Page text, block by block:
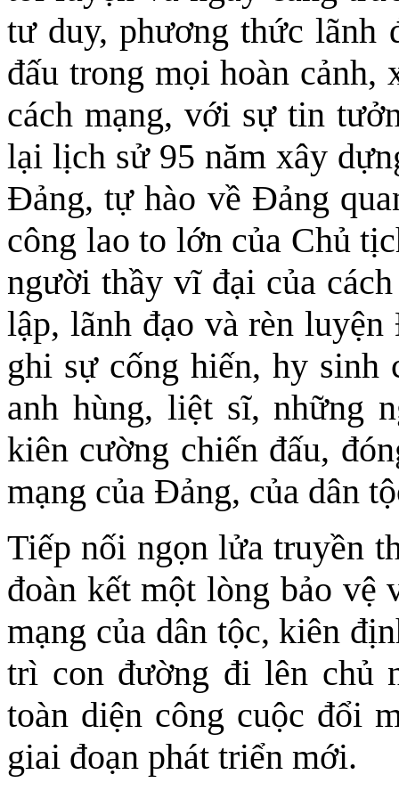
tư duy, phương thức lãnh
đấu trong mọi hoàn cảnh,
cách mạng, với sự tin
lại lịch sử 95 năm xây
Ðảng, tự hào về Ðảng
công lao to lớn của Chủ
người thầy vĩ đại của
lập, lãnh đạo và rèn
ghi sự cống hiến, hy sinh
anh hùng, liệt sĩ, những
kiên cường chiến đấu,
mạng của Ðảng, của dân
Tiếp nối ngọn lửa truyền
đoàn kết một lòng bảo vệ
mạng của dân tộc, kiên
trì con đường đi lên chủ
toàn diện công cuộc đổi
giai đoạn phát triển mới.